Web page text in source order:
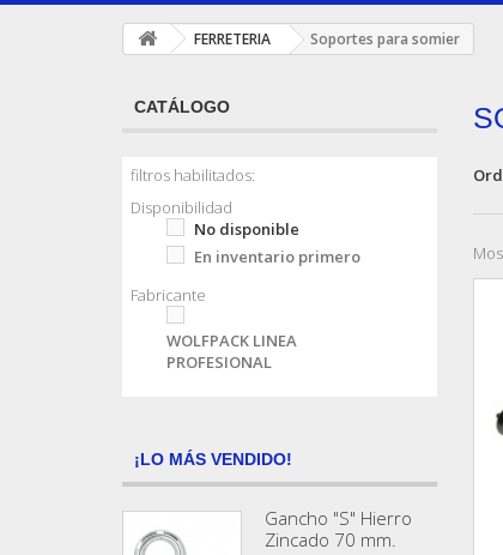
FERRETERIA Soportes para somier
CATÁLOGO
filtros habilitados:
Disponibilidad
No disponible
En inventario primero
Fabricante
WOLFPACK LINEA
PROFESIONAL
¡LO MÁS VENDIDO!
Gancho "S" Hierro
Zincado 70 mm.